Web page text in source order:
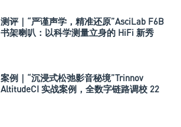
测评｜“严谨声学，精准还原”AsciLab F6B
书架喇叭：以科学测量立身的 HiFi 新秀
案例｜“沉浸式松弛影音秘境”Trinnov
AltitudeCI 实战案例，全数字链路调校 22